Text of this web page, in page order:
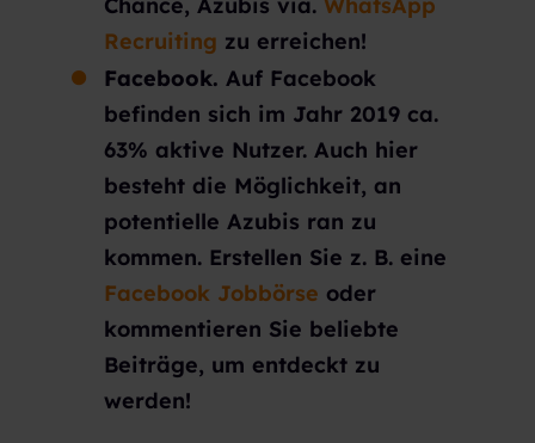
Recruiting zu erreichen!
Facebook. Auf Facebook
befinden sich im Jahr 2019 ca.
63% aktive Nutzer. Auch hier
besteht die Möglichkeit, an
potentielle Azubis ran zu
kommen. Erstellen Sie z. B. eine
Facebook Jobbörse oder
kommentieren Sie beliebte
Beiträge, um entdeckt zu
werden!